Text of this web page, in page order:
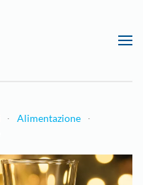
Alimentazione